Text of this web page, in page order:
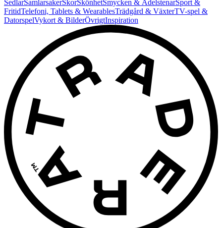
SedlarSamlarsakerSkorSkönhetSmycken & ÄdelstenarSport &
FritidTelefoni, Tablets & WearablesTrädgård & VäxterTV-spel &
DatorspelVykort & BilderÖvrigtInspiration